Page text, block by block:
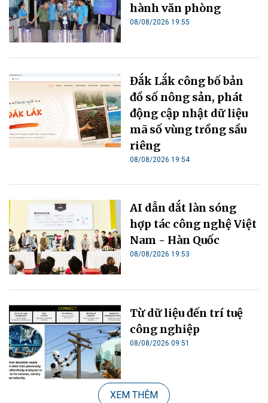
hành văn phòng
08/08/2026 19:55
Đắk Lắk công bố bản
đồ số nông sản, phát
động cập nhật dữ liệu
mã số vùng trồng sầu
riêng
08/08/2026 19:54
AI dẫn dắt làn sóng
hợp tác công nghệ Việt
Nam - Hàn Quốc
08/08/2026 19:53
Từ dữ liệu đến trí tuệ
công nghiệp
08/08/2026 09:51
XEM THÊM